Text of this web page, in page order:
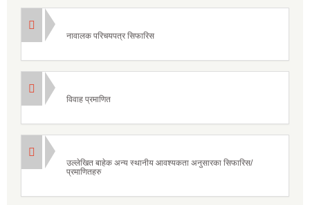
नावालक परिचयपत्र सिफारिस
विवाह प्रमाणित
उल्लेखित बाहेक अन्य स्थानीय आवश्यकता अनुसारका सिफारिस/
प्रमाणितहरु